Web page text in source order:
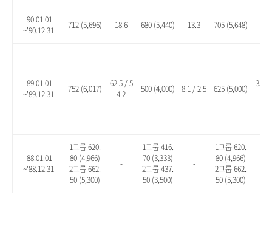
'90.01.01
~'90.12.31
712 (5,696) 18.6 680 (5,440) 13.3 705 (5,648)
'89.01.01
~'89.12.31
752 (6,017)
62.5 / 5
4.2
500 (4,000) 8.1 / 2.5 625 (5,000)
35.1
'88.01.01
~'88.12.31
1그룹 620.
80 (4,966)
2그룹 662.
50 (5,300)
-
1그룹 416.
70 (3,333)
2그룹 437.
50 (3,500)
-
1그룹 620.
80 (4,966)
2그룹 662.
50 (5,300)